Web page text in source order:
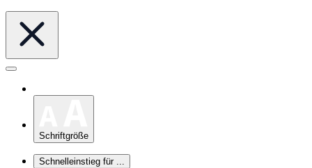
Schriftgröße
Schnelleinstieg für ...